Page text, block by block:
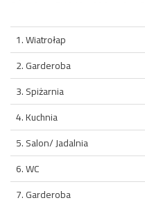
1. Wiatrołap
2. Garderoba
3. Spiżarnia
4. Kuchnia
5. Salon/ Jadalnia
6. WC
7. Garderoba